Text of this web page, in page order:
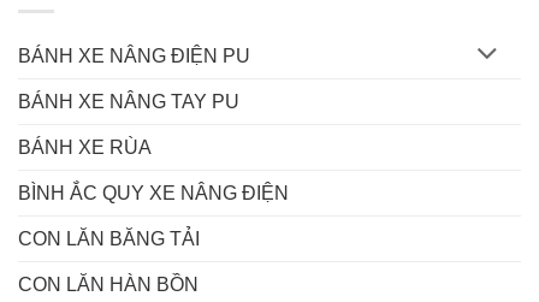
BÁNH XE NÂNG ĐIỆN PU
BÁNH XE NÂNG TAY PU
BÁNH XE RÙA
BÌNH ẮC QUY XE NÂNG ĐIỆN
CON LĂN BĂNG TẢI
CON LĂN HÀN BỒN